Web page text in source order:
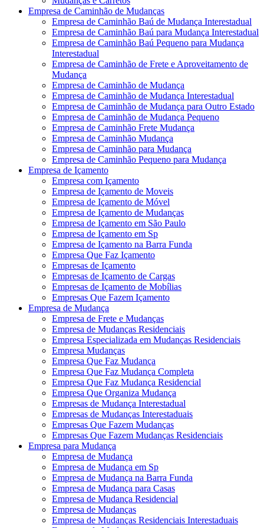
Empresa de Caminhão de Mudanças
Empresa de Caminhão Baú de Mudança Interestadual
Empresa de Caminhão Baú para Mudança Interestadual
Empresa de Caminhão Baú Pequeno para Mudança
Interestadual
Empresa de Caminhão de Frete e Aproveitamento de
Mudança
Empresa de Caminhão de Mudança
Empresa de Caminhão de Mudança Interestadual
Empresa de Caminhão de Mudança para Outro Estado
Empresa de Caminhão de Mudança Pequeno
Empresa de Caminhão Frete Mudança
Empresa de Caminhão Mudança
Empresa de Caminhão para Mudança
Empresa de Caminhão Pequeno para Mudança
Empresa de Içamento
Empresa com Içamento
Empresa de Içamento de Moveis
Empresa de Içamento de Móvel
Empresa de Içamento de Mudanças
Empresa de Içamento em São Paulo
Empresa de Içamento em Sp
Empresa de Içamento na Barra Funda
Empresa Que Faz Içamento
Empresas de Içamento
Empresas de Içamento de Cargas
Empresas de Içamento de Mobílias
Empresas Que Fazem Içamento
Empresa de Mudança
Empresa de Frete e Mudanças
Empresa de Mudanças Residenciais
Empresa Especializada em Mudanças Residenciais
Empresa Mudanças
Empresa Que Faz Mudança
Empresa Que Faz Mudança Completa
Empresa Que Faz Mudança Residencial
Empresa Que Organiza Mudança
Empresas de Mudança Interestadual
Empresas de Mudanças Interestaduais
Empresas Que Fazem Mudanças
Empresas Que Fazem Mudanças Residenciais
Empresa para Mudança
Empresa de Mudança
Empresa de Mudança em Sp
Empresa de Mudança na Barra Funda
Empresa de Mudança para Casas
Empresa de Mudança Residencial
Empresa de Mudanças
Empresa de Mudanças Residenciais Interestaduais